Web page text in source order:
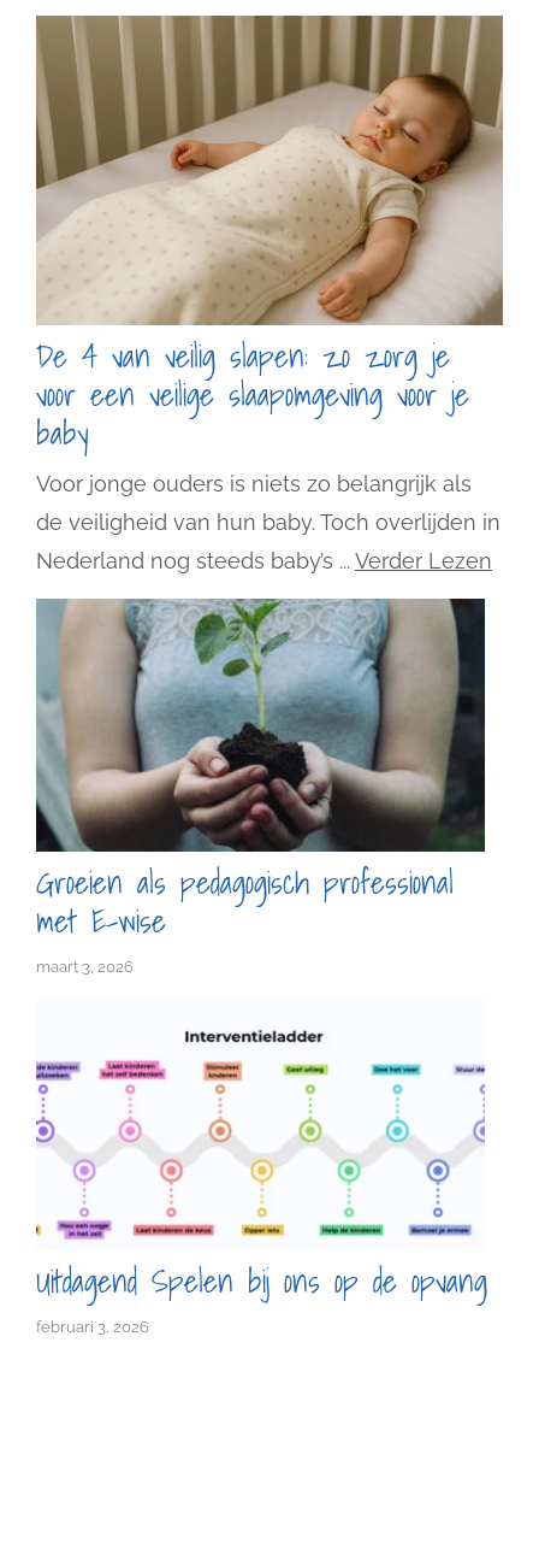
De 4 van veilig slapen: zo zorg je
voor een veilige slaapomgeving voor je
baby
Voor jonge ouders is niets zo belangrijk als
de veiligheid van hun baby. Toch overlijden in
Nederland nog steeds baby’s ...Verder Lezen
Groeien als pedagogisch professional
met E-wise
maart 3, 2026
Uitdagend Spelen bij ons op de opvang
februari 3, 2026